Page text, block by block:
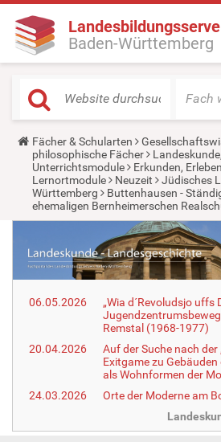
Baden-Württemberg
Fach
Y
o
u
a
r
e
h
e
:
Fächer & Schularten
philosophische Fächer
Unterrichtsmodule
Erkunden,
Lernortmodule
Neuzeit
Jüdisches
Württemberg
Buttenhausen -
ehemaligen Bernheimerschen
06.05.2026
„Wia d´Revoludsjo uffs
Remstal (1968-1977)
20.04.2026
Auf der Suche nach der
Exitgame zu
als Wohnformen der
24.03.2026
Orte der Moderne am